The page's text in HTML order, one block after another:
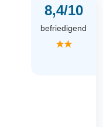
8,4/10
befriedigend
★★